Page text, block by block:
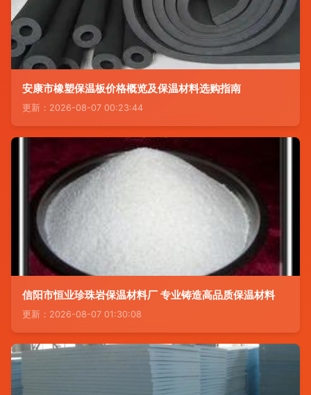
安康市橡塑保温板价格概览及保温材料选购指南
更新：2026-08-07 00:23:44
信阳市恒业珍珠岩保温材料厂 专业铸造高品质保温材料
更新：2026-08-07 01:30:08